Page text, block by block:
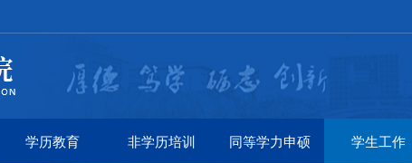
学历教育 非学历培训 同等学力申硕 学生工作